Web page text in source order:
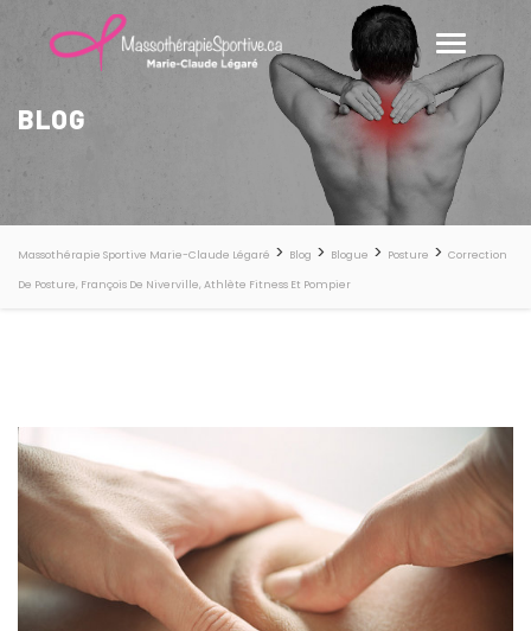
BLOG
Massothérapie Sportive Marie-Claude Légaré > Blog > Blogue > Posture > Correction
De Posture, François De Niverville, Athlète Fitness Et Pompier